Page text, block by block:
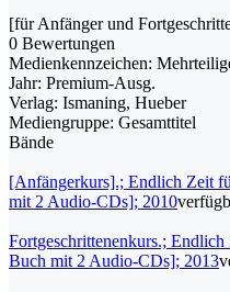
[für Anfänger und
0 Bewertungen
Medienkennzeichen:
Jahr: Premium-Ausg.
Verlag: Ismaning, Hueber
Mediengruppe: Gesamttitel
Bände
[Anfängerkurs].; Endlich Zeit
mit 2 Audio-CDs]; 2010
Fortgeschrittenenkurs.;
Buch mit 2 Audio-CDs]; 2013